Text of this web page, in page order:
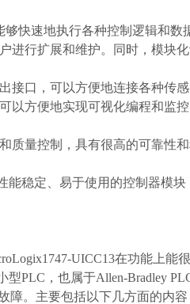
快速地执行各种控制逻辑和数
进行扩展和维护。同时，模块
接口，可以方便地连接各种传
以方便地实现可视化编程和监
质量控制，具有很高的可靠性
能稳定、易于使用的控制器模
UICC13在功能上能
PLC，也属于Allen-Bradley
障。主要包括以下几方面的内